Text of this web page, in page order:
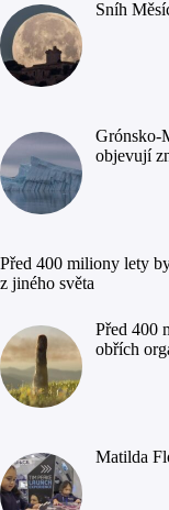
Sníh
Grónsko-
objevují
Před 400 miliony lety
z jiného světa
Před 400
obřích
Matilda